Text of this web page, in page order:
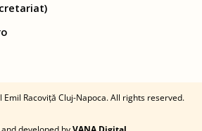
Racoviță Cluj-Napoca. All rights reserved.